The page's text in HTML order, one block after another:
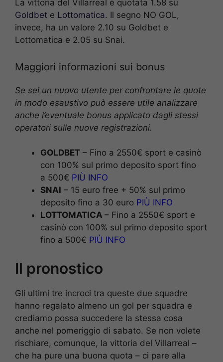
La vittoria del Villarreal è quotata 1.58 su
Goldbet e Lottomatica. Il segno NO GOL,
invece, ha un valore 2.10 su Goldbet e
Lottomatica e 2.05 su Snai.
Maggiori informazioni sui bonus
Se sei un nuovo utente per confrontare le quote
in modo esaustivo può essere utile analizzare
anche l’eventuale bonus applicato dagli stessi
operatori sulle nuove registrazioni.
GOLDBET – Fino a 2550€ sport e casinò
con 100% sul primo deposito sport fino
a 500€ PIÙ INFO
SNAI – 15 euro free + 50% sul primo
deposito fino a 30 euro PIÙ INFO
LOTTOMATICA – Fino a 2550€ sport e
casinò con 100% sul primo deposito sport
fino a 500€ PIÙ INFO
Il pronostico
Gli ultimi tre incroci tra queste due squadre
hanno regalato almeno un gol per squadra e
crediamo possa succedere la stessa cosa
anche nel pomeriggio di sabato. Se non volete
rischiare, comunque, la vittoria del Villarreal –
che ha pure una buona quota – ci pare alla